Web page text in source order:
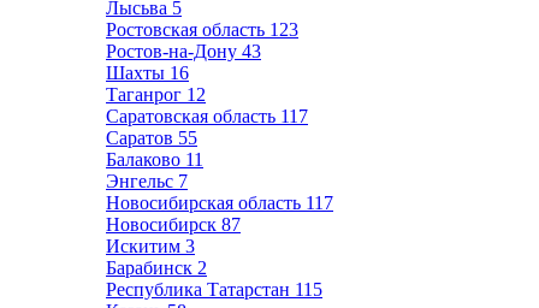
Лысьва 5
Ростовская область 123
Ростов-на-Дону 43
Шахты 16
Таганрог 12
Саратовская область 117
Саратов 55
Балаково 11
Энгельс 7
Новосибирская область 117
Новосибирск 87
Искитим 3
Барабинск 2
Республика Татарстан 115